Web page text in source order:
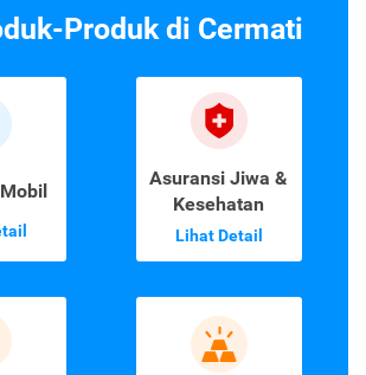
Produk di Cermati
Asuransi Jiwa &
Kesehatan
Lihat Detail